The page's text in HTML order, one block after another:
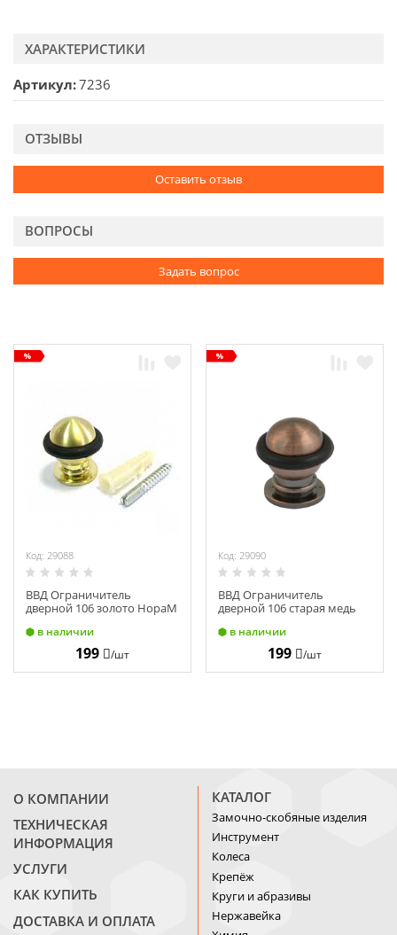
ХАРАКТЕРИСТИКИ
Артикул 7236
ОТЗЫВЫ
Оставить отзыв
ВОПРОСЫ
Задать вопрос
Код: 29088
ВВД Ограничитель
дверной 106 золото НораМ
в наличии
199 /шт
Код: 29090
ВВД Ограничитель
дверной 106 старая медь
в наличии
199 /шт
О КОМПАНИИ
ТЕХНИЧЕСКАЯ
ИНФОРМАЦИЯ
УСЛУГИ
КАК КУПИТЬ
ДОСТАВКА И ОПЛАТА
КАТАЛОГ
Замочно-скобяные изделия
Инструмент
Колеса
Крепёж
Круги и абразивы
Нержавейка